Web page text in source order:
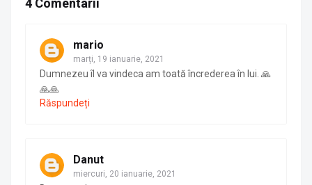
4 Comentarii
mario
marți, 19 ianuarie, 2021
Dumnezeu îl va vindeca am toată încrederea în lui. 🙏
🙏🙏
Răspundeți
Danut
miercuri, 20 ianuarie, 2021